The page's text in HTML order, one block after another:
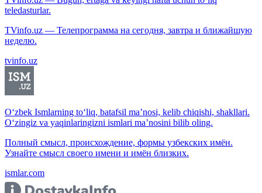
teledasturlar.
TVinfo.uz — Телепрограмма на сегодня, завтра и ближайшую
неделю.
tvinfo.uz
O‘zbek Ismlarning to‘liq, batafsil ma’nosi, kelib chiqishi, shakllari.
O‘zingiz va yaqinlaringizni ismlari ma’nosini bilib oling.
Полный смысл, происхождение, формы узбекских имён.
Узнайте смысл своего имени и имён близких.
ismlar.com